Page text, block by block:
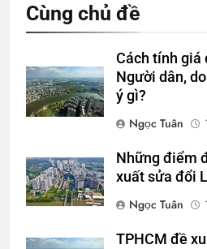
Cùng chủ đề
Cách tính giá
Người dân,
ý gì?
Ngọc Tuân
Những điểm
xuất sửa đổi
Ngọc Tuân
TPHCM đề